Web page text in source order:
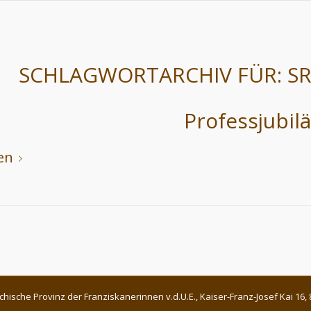
SCHLAGWORTARCHIV FÜR:
Provinz der Franziskanerinnen v.d.U.E., Kaiser-Franz-Josef Kai